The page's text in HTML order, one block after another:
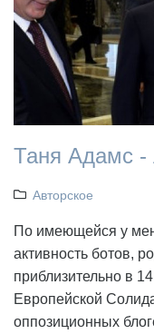
Таня Адамс -
Авторское
По имеющейся у
активность ботов,
приблизительно в
Европейской
оппозиционных